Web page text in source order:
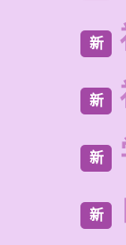
新
新
新
新